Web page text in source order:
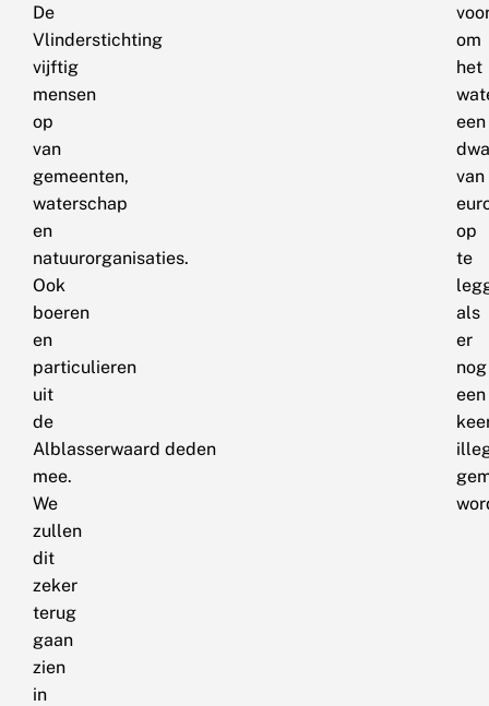
De
Vlinderstichting
vijftig
mensen
op
van
gemeenten,
waterschap
en
natuurorganisaties.
Ook
boeren
en
particulieren
uit
de
Alblasserwaard deden
mee.
We
zullen
dit
zeker
terug
gaan
zien
in
om
het
een
op
te
als
er
nog
een